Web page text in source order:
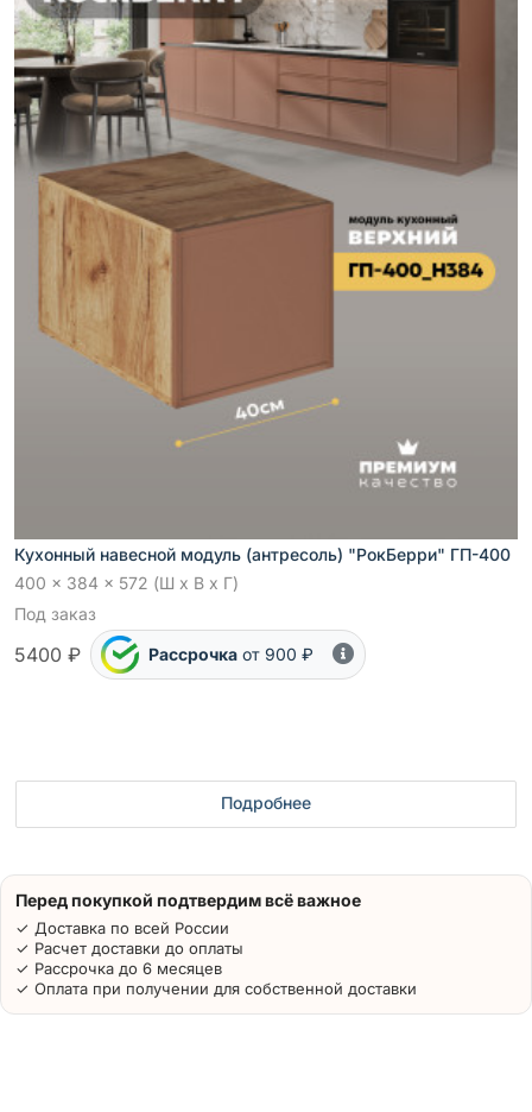
Кухонный навесной модуль (антресоль) "РокБерри" ГП-400
400 x 384 x 572 (Ш x В x Г)
Под заказ
5400 ₽ Рассрочка от 900 ₽
Подробнее
Перед покупкой подтвердим всё важное
✓ Доставка по всей России
✓ Расчет доставки до оплаты
✓ Рассрочка до 6 месяцев
✓ Оплата при получении для собственной доставки